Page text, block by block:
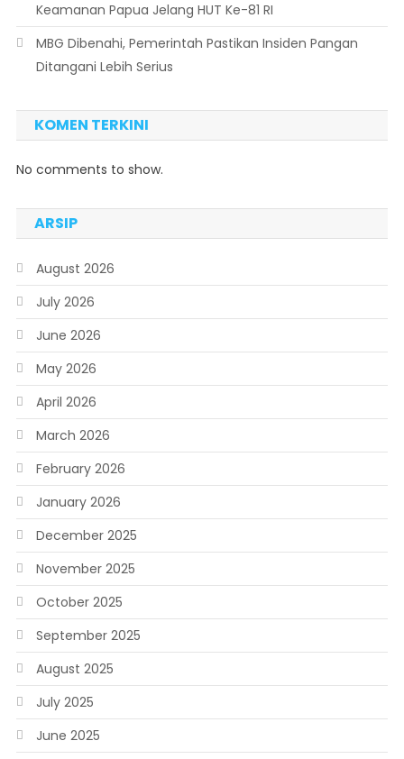
Keamanan Papua Jelang HUT Ke-81 RI
MBG Dibenahi, Pemerintah Pastikan Insiden Pangan
Ditangani Lebih Serius
KOMEN TERKINI
No comments to show.
ARSIP
August 2026
July 2026
June 2026
May 2026
April 2026
March 2026
February 2026
January 2026
December 2025
November 2025
October 2025
September 2025
August 2025
July 2025
June 2025